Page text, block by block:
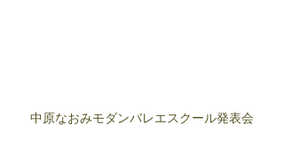
中原なおみモダンバレエスクール発表会